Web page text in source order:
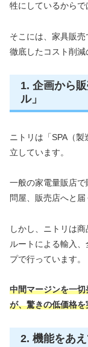
牲にしているからで
そこには、家具販
徹底したコスト削減
1. 企画から
ル」
ニトリは「SPA（
立しています。
一般の家電量販店
問屋、販売店へと届
しかし、ニトリは
ルートによる輸入
プで行っています。
中間マージンを一
が、驚きの低価格
2. 機能をあ